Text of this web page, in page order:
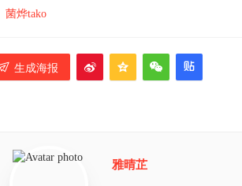
发
菌烨tako
生成海报
雅晴芷